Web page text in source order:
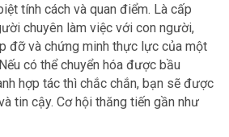
tính cách và quan điểm. Là cấp
chuyên làm việc với con người,
đỡ và chứng minh thực lực của một
có thể chuyển hóa được bầu
hợp tác thì chắc chắn, bạn sẽ được
tin cậy. Cơ hội thăng tiến gần như